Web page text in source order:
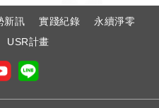
新訊 實踐紀錄
永續淨零
USR計畫